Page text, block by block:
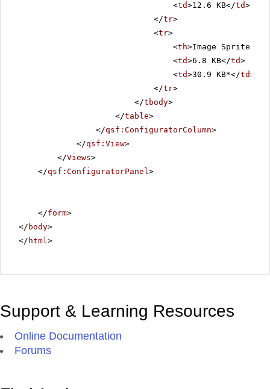
<td>12.6 KB</td>
</tr>
<tr>
<th>Image Sprite
<td>6.8 KB</td>
<td>30.9 KB*</td>
</tr>
</tbody>
</table>
</qsf:ConfiguratorColumn>
</qsf:View>
</Views>
</qsf:ConfiguratorPanel>
</form>
</ body>
</ html>
Support & Learning Resources
Online Documentation
Forums